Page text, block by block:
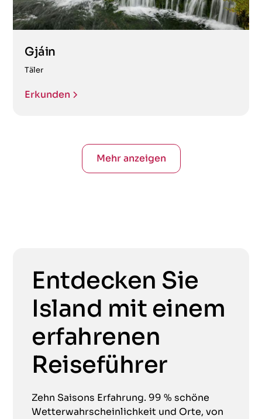
Gjáin
Täler
Erkunden
Mehr anzeigen
Entdecken Sie
Island mit einem
erfahrenen
Reiseführer
Zehn Saisons Erfahrung. 99 % schöne
Wetterwahrscheinlichkeit und Orte, von